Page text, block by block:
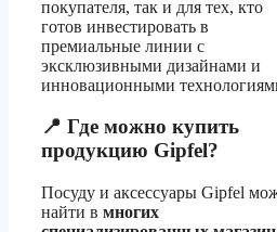
покупателя, так и для тех, кто
готов инвестировать в
премиальные линии с
эксклюзивными дизайнами и
инновационными
📍 Где можно купить
продукцию Gipfel?
Посуду и аксессуары Gipfel
найти в многих